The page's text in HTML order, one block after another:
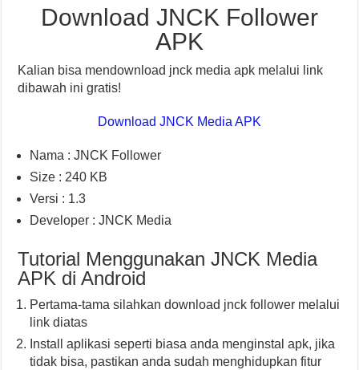
Download JNCK Follower
APK
Kalian bisa mendownload jnck media apk melalui link
dibawah ini gratis!
Download JNCK Media APK
Nama : JNCK Follower
Size : 240 KB
Versi : 1.3
Developer : JNCK Media
Tutorial Menggunakan JNCK Media
APK di Android
Pertama-tama silahkan download jnck follower melalui
link diatas
Install aplikasi seperti biasa anda menginstal apk, jika
tidak bisa, pastikan anda sudah menghidupkan fitur